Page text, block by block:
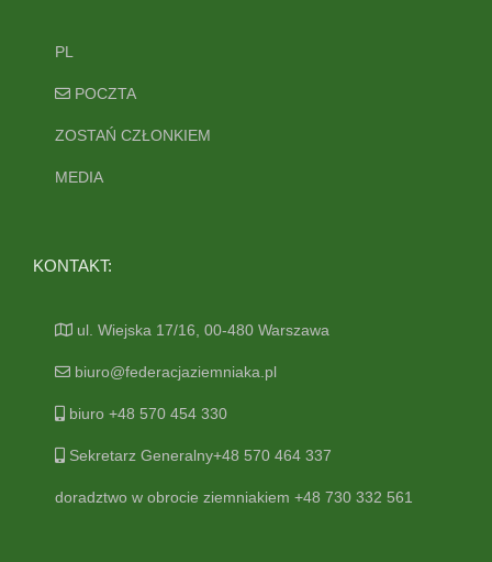
PL
POCZTA
ZOSTAŃ CZŁONKIEM
MEDIA
KONTAKT:
ul. Wiejska 17/16, 00-480 Warszawa
biuro@federacjaziemniaka.pl
biuro +48 570 454 330
Sekretarz Generalny+48 570 464 337
doradztwo w obrocie ziemniakiem +48 730 332 561